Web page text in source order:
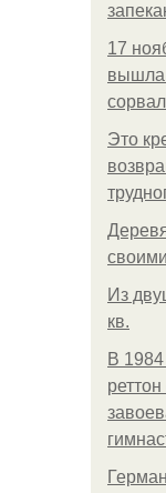
17
вышла
Это
Из
кв.
В